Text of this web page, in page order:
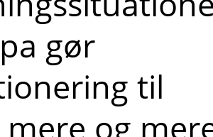
gør
til
og